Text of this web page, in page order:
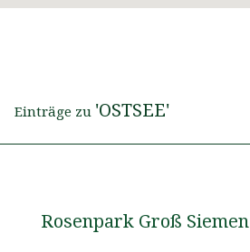
Einträge zu 'OSTSEE'
Rosenpark Groß Siemen